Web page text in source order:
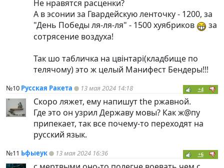
Не нравятся расценки?
А в эсонии за Гвардейскую ленточку - 1200, за
"День Победы ля-ля-ля" - 1500 хуябриков
за
сотрясение воздуха!
Так шо табличка на цвiнтарi(кладбище по
телячому) это ж целый Манифест Бендеры!!!
№10 Русская Ракета 13 мая 2024 14:18 +4
Скоро ляжет, ему напишут the ржавной.
Где это он узрил Державу мовы? Как ж@пу
припекает, так все почему-то переходят на
русский язык.
№11 Ьфыеук 13 мая 2024 16:36 +6